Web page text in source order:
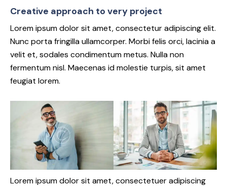
Creative approach to very project
Lorem ipsum dolor sit amet, consectetur adipiscing elit.
Nunc porta fringilla ullamcorper. Morbi felis orci, lacinia a
velit et, sodales condimentum metus. Nulla non
fermentum nisl. Maecenas id molestie turpis, sit amet
feugiat lorem.
Lorem ipsum dolor sit amet, consectetuer adipiscing